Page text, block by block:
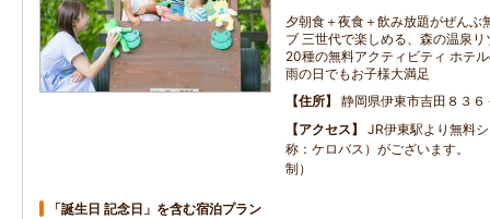
夕朝食＋夜食＋飲み放題がぜんぶ
ブ 三世代で楽しめる、森の温泉
20種の無料アクティビティ ホテ
雨の日でもお子様大満足
住所
静岡県伊東市吉田８３６
アクセス
JR伊東駅より無料
称：ケロバス）がございます。
制）
「誕生日 記念日」を含む宿泊プラン